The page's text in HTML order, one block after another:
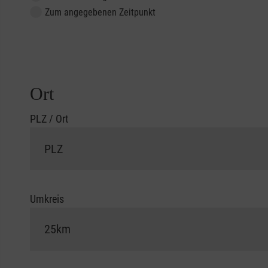
Zum angegebenen Zeitpunkt
Ort
PLZ / Ort
Umkreis